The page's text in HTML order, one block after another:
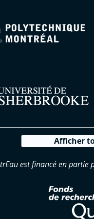
Afficher
est financé en partie